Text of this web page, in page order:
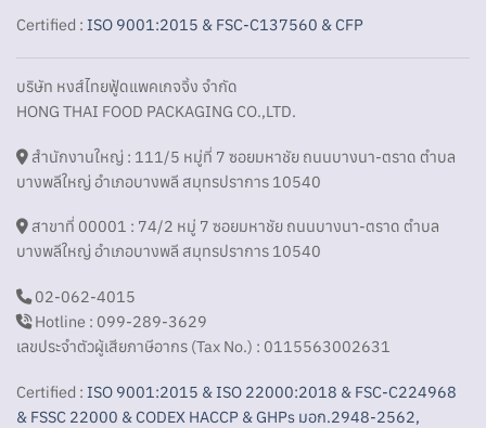
Certified : ISO 9001:2015 & FSC-C137560 & CFP
บริษัท หงส์ไทยฟู้ดแพคเกจจิ้ง จำกัด
HONG THAI FOOD PACKAGING CO.,LTD.
สำนักงานใหญ่ : 111/5 หมู่ที่ 7 ซอยมหาชัย ถนนบางนา-ตราด ตำบล
บางพลีใหญ่ อำเภอบางพลี สมุทรปราการ 10540
สาขาที่ 00001 : 74/2 หมู่ 7 ซอยมหาชัย ถนนบางนา-ตราด ตำบล
บางพลีใหญ่ อำเภอบางพลี สมุทรปราการ 10540
02-062-4015
Hotline : 099-289-3629
เลขประจำตัวผู้เสียภาษีอากร (Tax No.) : 0115563002631
Certified : ISO 9001:2015 & ISO 22000:2018 & FSC-C224968
& FSSC 22000 & CODEX HACCP & GHPs มอก.2948-2562,